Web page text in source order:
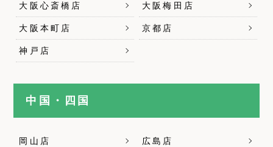
大阪心斎橋店 大阪梅田店
大阪本町店 京都店
神戸店
中国・四国
岡山店 広島店